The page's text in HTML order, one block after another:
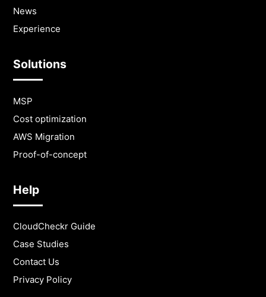
News
Experience
Solutions
MSP
Cost optimization
AWS Migration
Proof-of-concept
Help
CloudCheckr Guide
Case Studies
Contact Us
Privacy Policy